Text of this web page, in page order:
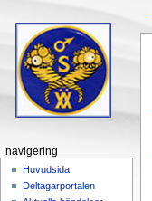
navigering
Huvudsida
Deltagarportalen